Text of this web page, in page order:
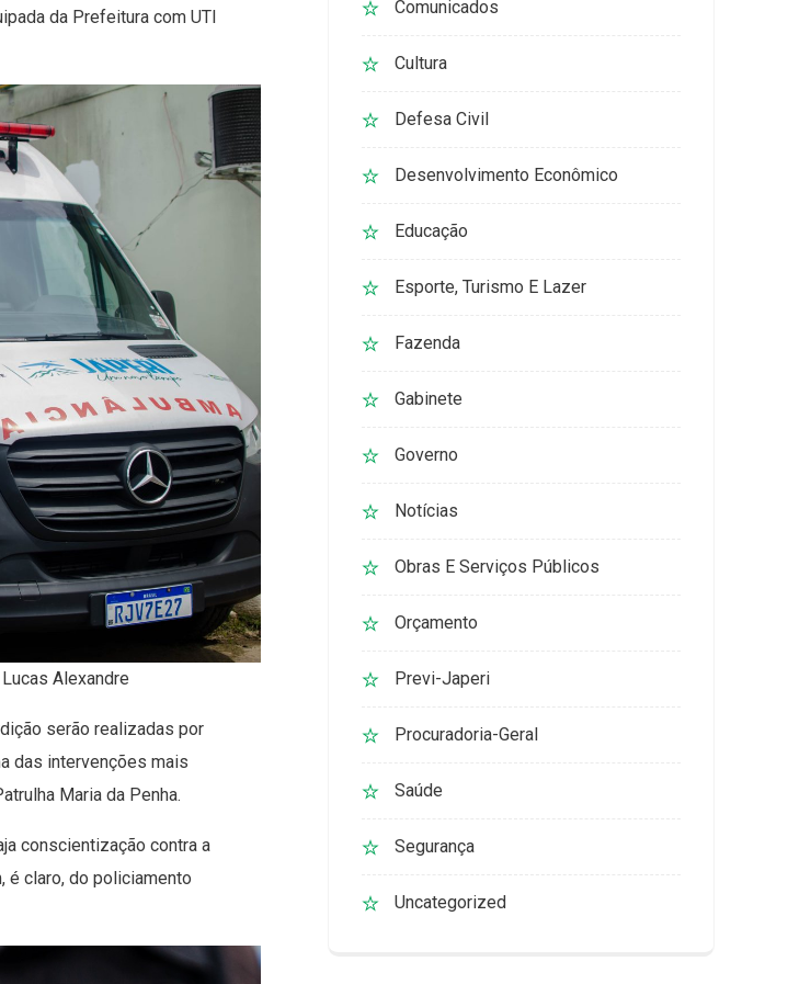
da Prefeitura com UTI
Alexandre
serão realizadas por
das intervenções mais
Maria da Penha.
conscientização contra a
é claro, do policiamento
Comunicados
Cultura
Defesa Civil
Desenvolvimento Econômico
Educação
Esporte, Turismo E Lazer
Fazenda
Gabinete
Governo
Notícias
Obras E Serviços Públicos
Orçamento
Previ-Japeri
Procuradoria-Geral
Saúde
Segurança
Uncategorized